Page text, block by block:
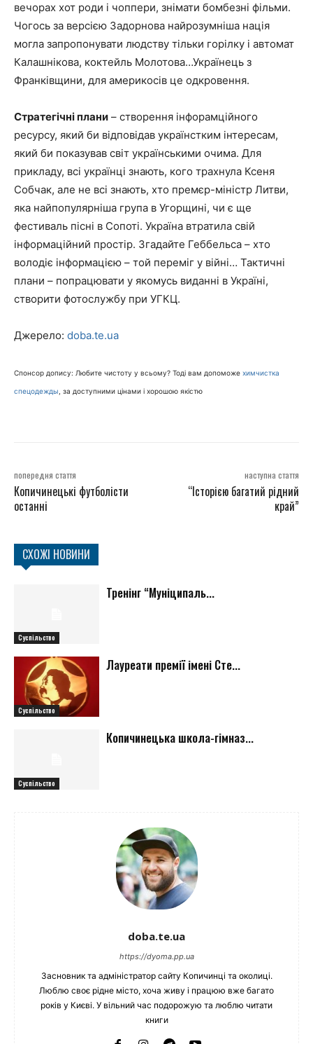
вечорах хот роди і чоппери, знімати бомбезні фільми.
Чогось за версією Задорнова найрозумніша нація
могла запропонувати людству тільки горілку і автомат
Калашнікова, коктейль Молотова…Українець з
Франківщини, для америкосів це одкровення.
Стратегічні плани – створення інфорамційного
ресурсу, який би відповідав українстким інтересам,
який би показував світ українськими очима. Для
прикладу, всі українці знають, кого трахнула Ксеня
Собчак, але не всі знають, хто премєр-міністр Литви,
яка найпопулярніша група в Угорщині, чи є ще
фестиваль пісні в Сопоті. Україна втратила свій
інформаційний простір. Згадайте Геббельса – хто
володіє інформацією – той переміг у війні… Тактичні
плани – попрацювати у якомусь виданні в Україні,
створити фотослужбу при УГКЦ.
Джерело: doba.te.ua
Спонсор допису: Любите чистоту у всьому? Тоді вам допоможе химчистка
спецодежды , за доступними цінами і хорошою якістю
попередня стаття
Копичинецькі футболісти
останні
наступна стаття
“Історією багатий рідний
край”
СХОЖІ НОВИНИ
Суспільство
Тренінг “Муніципаль...
Суспільство
Лауреати премії імені Сте...
Суспільство
Копичинецька школа-гімназ...
doba.te.ua
https://dyoma.pp.ua
Засновник та адміністратор сайту Копичинці та околиці.
Люблю своє рідне місто, хоча живу і працюю вже багато
років у Києві. У вільний час подорожую та люблю читати
книги